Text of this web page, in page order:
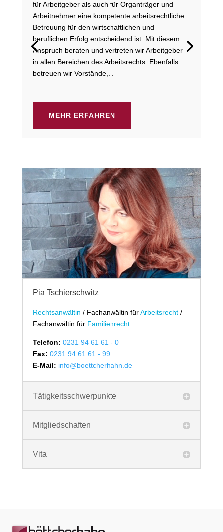
für Arbeitgeber als auch für Organträger und
Arbeitnehmer eine kompetente arbeitsrechtliche
Betreuung für den wirtschaftlichen und
beruflichen Erfolg entscheidend ist. Mit diesem
Anspruch beraten und vertreten wir Arbeitgeber
in allen Bereichen des Arbeitsrechts. Ebenfalls
betreuen wir Vorstände,...
MEHR ERFAHREN
Pia Tschierschwitz
Rechtsanwältin / Fachanwältin fürArbeitsrecht /
Fachanwältin für Familienrecht
Telefon: 0231 94 61 61 - 0
Fax: 0231 94 61 61 - 99
E-Mail: info@boettcherhahn.de
Tätigkeitsschwerpunkte
Mitgliedschaften
Vita